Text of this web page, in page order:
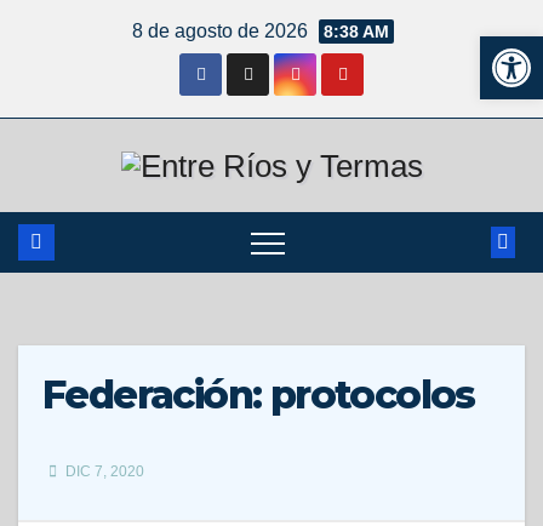
8 de agosto de 2026 8:38 AM
Federación: protocolos
DIC 7, 2020